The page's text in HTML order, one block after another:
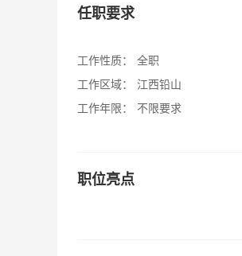
任职要求
工作性质：
全职
工作区域：
江西铅山
工作年限：
不限要求
职位亮点